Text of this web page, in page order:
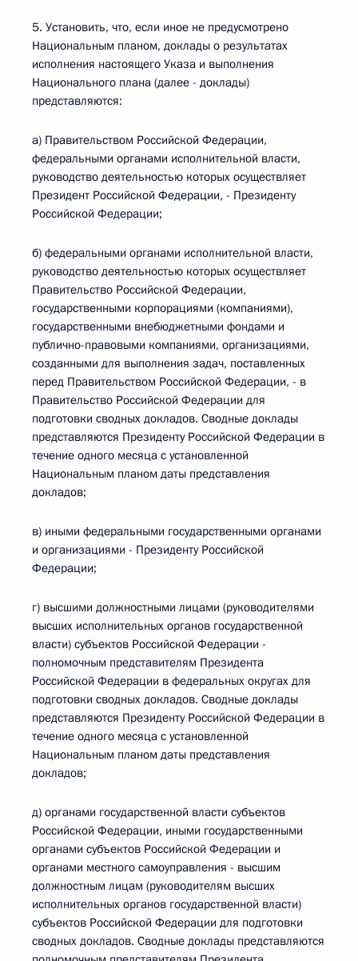
5. Установить, что, если иное не предусмотрено
Национальным планом, доклады о результатах
исполнения настоящего Указа и выполнения
Национального плана (далее - доклады)
представляются:
а) Правительством Российской Федерации,
федеральными органами исполнительной власти,
руководство деятельностью которых осуществляет
Президент Российской Федерации, - Президенту
Российской Федерации;
б) федеральными органами исполнительной власти,
руководство деятельностью которых осуществляет
Правительство Российской Федерации,
государственными корпорациями (компаниями),
государственными внебюджетными фондами и
публично-правовыми компаниями, организациями,
созданными для выполнения задач, поставленных
перед Правительством Российской Федерации, - в
Правительство Российской Федерации для
подготовки сводных докладов. Сводные доклады
представляются Президенту Российской Федерации в
течение одного месяца с установленной
Национальным планом даты представления
докладов;
в) иными федеральными государственными органами
и организациями - Президенту Российской
Федерации;
г) высшими должностными лицами (руководителями
высших исполнительных органов государственной
власти) субъектов Российской Федерации -
полномочным представителям Президента
Российской Федерации в федеральных округах для
подготовки сводных докладов. Сводные доклады
представляются Президенту Российской Федерации в
течение одного месяца с установленной
Национальным планом даты представления
докладов;
д) органами государственной власти субъектов
Российской Федерации, иными государственными
органами субъектов Российской Федерации и
органами местного самоуправления - высшим
должностным лицам (руководителям высших
исполнительных органов государственной власти)
субъектов Российской Федерации для подготовки
сводных докладов. Сводные доклады представляются